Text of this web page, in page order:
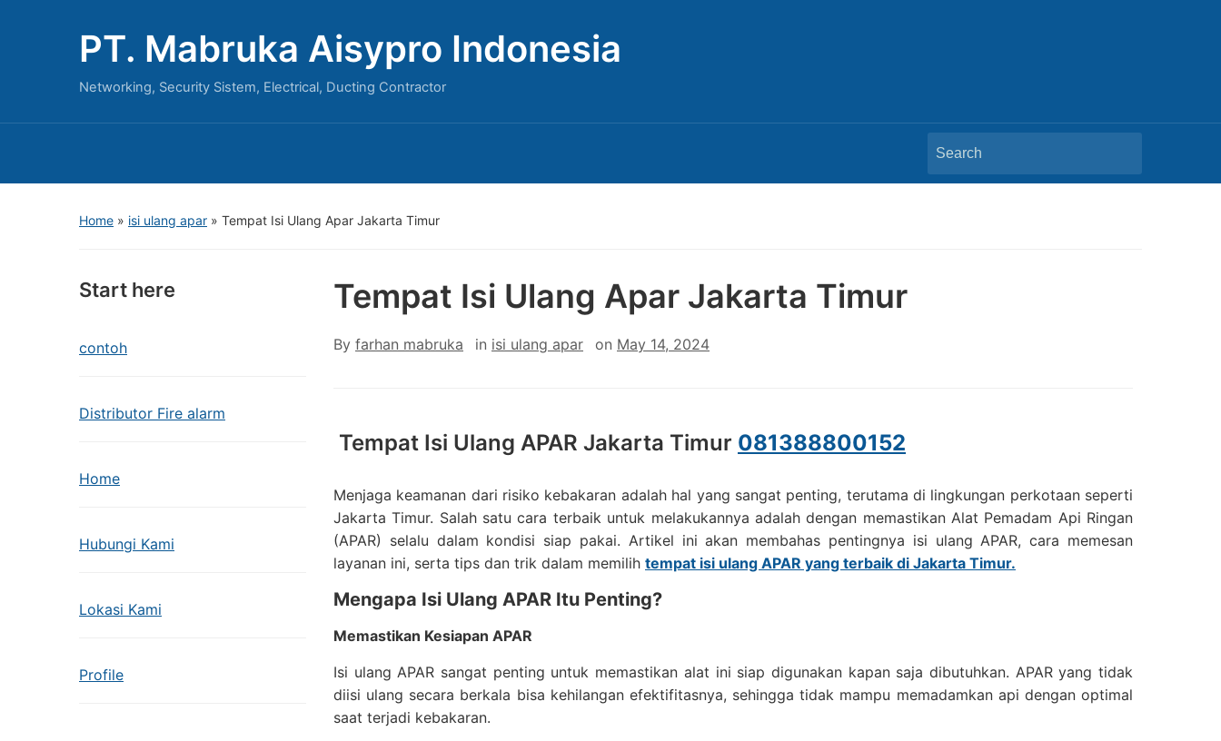
PT. Mabruka Aisypro Indonesia
Networking, Security Sistem, Electrical, Ducting Contractor
Search
for:
Home » isi ulang apar » Tempat Isi Ulang Apar Jakarta Timur
Start here
contoh
Distributor Fire alarm
Home
Hubungi Kami
Lokasi Kami
Profile
Tempat Isi Ulang Apar Jakarta Timur
By farhan mabruka in isi ulang apar on May 14, 2024
Tempat Isi Ulang APAR Jakarta Timur 081388800152
Menjaga keamanan dari risiko kebakaran adalah hal yang sangat penting, terutama di lingkungan perkotaan seperti
Jakarta Timur. Salah satu cara terbaik untuk melakukannya adalah dengan memastikan Alat Pemadam Api Ringan
(APAR) selalu dalam kondisi siap pakai. Artikel ini akan membahas pentingnya isi ulang APAR, cara memesan
layanan ini, serta tips dan trik dalam memilih tempat isi ulang APAR yang terbaik di Jakarta Timur.
Mengapa Isi Ulang APAR Itu Penting?
Memastikan Kesiapan APAR
Isi ulang APAR sangat penting untuk memastikan alat ini siap digunakan kapan saja dibutuhkan. APAR yang tidak
diisi ulang secara berkala bisa kehilangan efektifitasnya, sehingga tidak mampu memadamkan api dengan optimal
saat terjadi kebakaran.